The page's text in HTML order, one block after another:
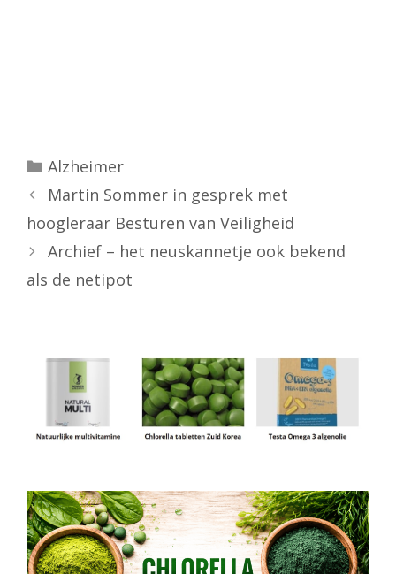
Categorieën
Alzheimer
Martin Sommer in gesprek met
hoogleraar Besturen van Veiligheid
Archief – het neuskannetje ook bekend
als de netipot